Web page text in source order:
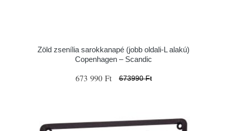
Zöld zsenília sarokkanapé (jobb oldali-L alakú)
Copenhagen – Scandic
673 990 Ft 673990 Ft